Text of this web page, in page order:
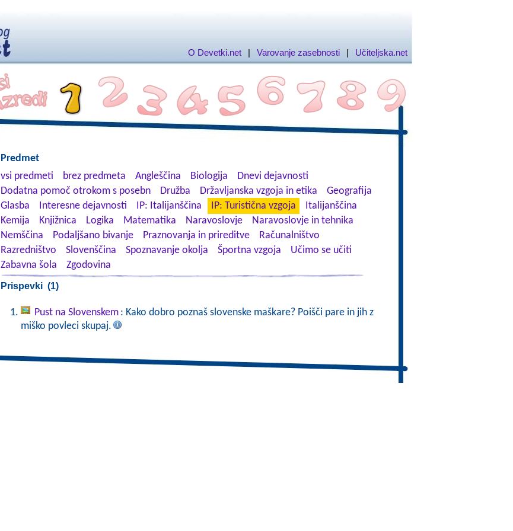
O Devetki.net | Varovanje zasebnosti | Učiteljska.net
Predmet
vsi predmeti
brez predmeta Angleščina Biologija
Dnevi dejavnosti
Dodatna pomoč otrokom s posebn
Družba Državljanska vzgoja in etika
Geografija
Glasba
Interesne dejavnosti IP: Italijanščina IP: Turistična vzgoja
Italijanščina
Kemija
Knjižnica Logika Matematika Naravoslovje
Naravoslovje in tehnika
Nemščina
Podaljšano bivanje Praznovanja in prireditve
Računalništvo
Razredništvo
Slovenščina Spoznavanje okolja Športna vzgoja
Učimo se učiti
Zabavna šola
Zgodovina
Prispevki (1)
Pust na Slovenskem : Kako dobro poznaš slovenske maškare? Poišči pare in jih z
miško povleci skupaj.